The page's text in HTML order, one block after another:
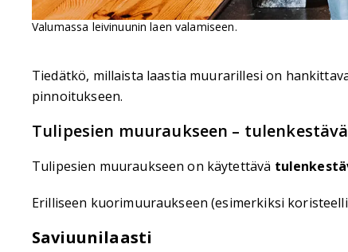
Valumassa leivinuunin laen valamiseen.
Tiedätkö, millaista laastia muurarillesi on
pinnoitukseen.
Tulipesien muuraukseen –
Tulipesien muuraukseen on käytettävä
Erilliseen kuorimuuraukseen (esimerkiksi
Saviuunilaasti